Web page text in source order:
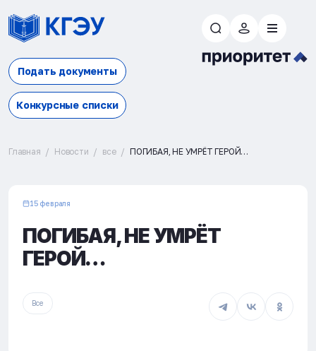
Подать документы
Конкурсные списки
Главная Новости все ПОГИБАЯ, НЕ УМРЁТ ГЕРОЙ…
15 февраля
ПОГИБАЯ, НЕ УМРЁТ
ГЕРОЙ…
Все